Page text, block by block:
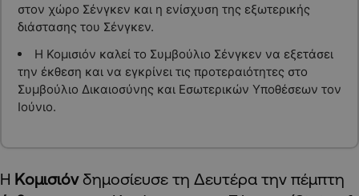
στον χώρο Σένγκεν και η ενίσχυση της εξωτερικής
διάστασης του Σένγκεν.
Η Κομισιόν καλεί το Συμβούλιο Σένγκεν να εξετάσει
την έκθεση και να εγκρίνει τις προτεραιότητες στο
Συμβούλιο Δικαιοσύνης και Εσωτερικών Υποθέσεων τον
Ιούνιο.
Η Κομισιόνδημοσίευσε τη Δευτέρα την πέμπτη